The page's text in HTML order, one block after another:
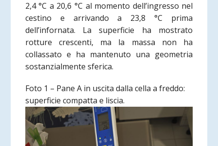
2,4 °C a 20,6 °C al momento dell’ingresso nel
cestino e arrivando a 23,8 °C prima
dell’infornata. La superficie ha mostrato
rotture crescenti, ma la massa non ha
collassato e ha mantenuto una geometria
sostanzialmente sferica.
Foto 1 – Pane A in uscita dalla cella a freddo:
superficie compatta e liscia.